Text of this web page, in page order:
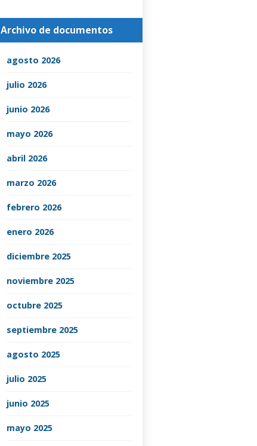
Archivo de documentos
agosto 2026
julio 2026
junio 2026
mayo 2026
abril 2026
marzo 2026
febrero 2026
enero 2026
diciembre 2025
noviembre 2025
octubre 2025
septiembre 2025
agosto 2025
julio 2025
junio 2025
mayo 2025